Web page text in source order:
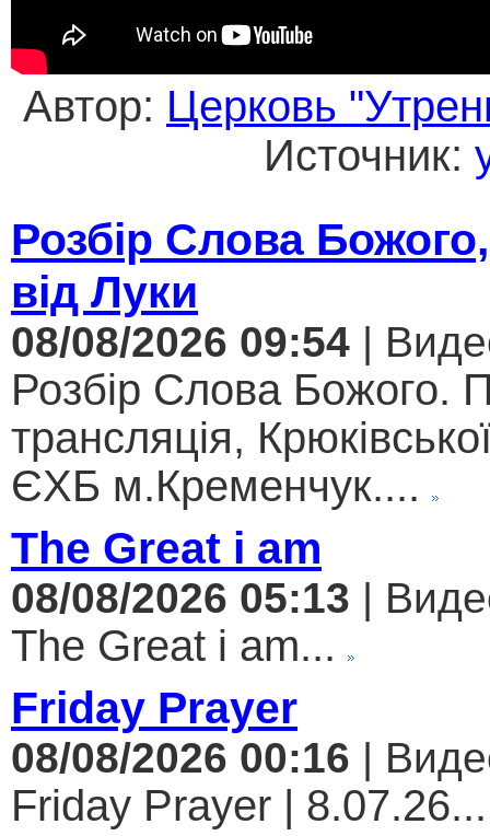
Автор: Церковь
Источник:
Розбір Слова
від Луки
08/08/2026 09:54 |
Розбір Слова Божого.
трансляція,
ЄХБ м.Кременчук....
The Great i am
08/08/2026 05:13 |
The Great i am...
Friday Prayer
08/08/2026 00:16 |
Friday Prayer | 8.07.26...